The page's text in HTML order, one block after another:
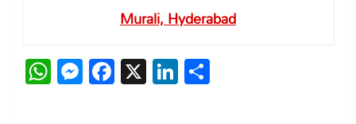
Murali, Hyderabad
WhatsApp
Messenger
Facebook
X LinkedIn
Share